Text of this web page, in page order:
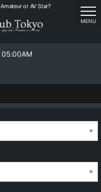
or AV Star?
05:00AM
MENU